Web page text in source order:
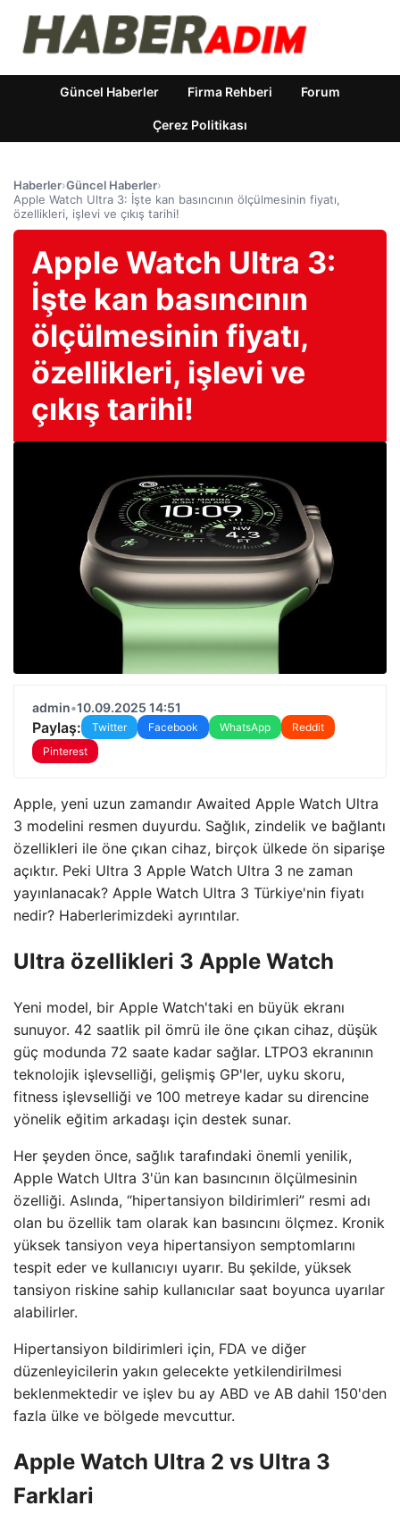
Güncel Haberler Firma Rehberi Forum
Çerez Politikası
Haberler›Güncel Haberler›
Apple Watch Ultra 3: İşte kan basıncının ölçülmesinin fiyatı,
özellikleri, işlevi ve çıkış tarihi!
Apple Watch Ultra 3:
İşte kan basıncının
ölçülmesinin fiyatı,
özellikleri, işlevi ve
çıkış tarihi!
admin•10.09.2025 14:51
Paylaş: Twitter Facebook WhatsApp
Reddit
Pinterest
Apple, yeni uzun zamandır Awaited Apple Watch Ultra
3 modelini resmen duyurdu. Sağlık, zindelik ve bağlantı
özellikleri ile öne çıkan cihaz, birçok ülkede ön siparişe
açıktır. Peki Ultra 3 Apple Watch Ultra 3 ne zaman
yayınlanacak? Apple Watch Ultra 3 Türkiye'nin fiyatı
nedir? Haberlerimizdeki ayrıntılar.
Ultra özellikleri 3 Apple Watch
Yeni model, bir Apple Watch'taki en büyük ekranı
sunuyor. 42 saatlik pil ömrü ile öne çıkan cihaz, düşük
güç modunda 72 saate kadar sağlar. LTPO3 ekranının
teknolojik işlevselliği, gelişmiş GP'ler, uyku skoru,
fitness işlevselliği ve 100 metreye kadar su direncine
yönelik eğitim arkadaşı için destek sunar.
Her şeyden önce, sağlık tarafındaki önemli yenilik,
Apple Watch Ultra 3'ün kan basıncının ölçülmesinin
özelliği. Aslında, “hipertansiyon bildirimleri” resmi adı
olan bu özellik tam olarak kan basıncını ölçmez. Kronik
yüksek tansiyon veya hipertansiyon semptomlarını
tespit eder ve kullanıcıyı uyarır. Bu şekilde, yüksek
tansiyon riskine sahip kullanıcılar saat boyunca uyarılar
alabilirler.
Hipertansiyon bildirimleri için, FDA ve diğer
düzenleyicilerin yakın gelecekte yetkilendirilmesi
beklenmektedir ve işlev bu ay ABD ve AB dahil 150'den
fazla ülke ve bölgede mevcuttur.
Apple Watch Ultra 2 vs Ultra 3
Farklari